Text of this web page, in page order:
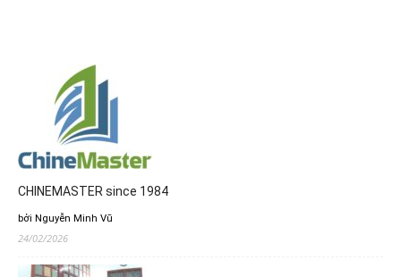
CHINEMASTER since 1984
bởi Nguyễn Minh Vũ
24/02/2026